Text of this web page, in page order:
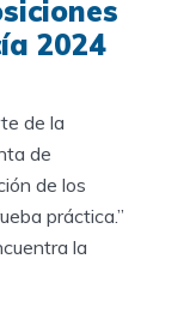
2024
de la
de
de los
práctica.”
la